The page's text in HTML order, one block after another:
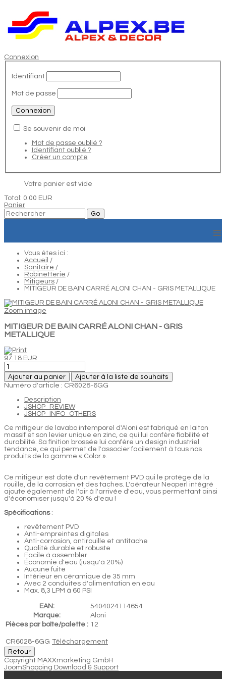
Connexion
Identifiant
Mot de passe
Se souvenir de moi
Mot de passe oublié ?
Identifiant oublié ?
Créer un compte
Votre panier est vide
Total: 0.00 EUR
Panier
≡
Vous êtes ici :
Accueil /
Sanitaire /
Robinetterie /
Mitigeurs /
MITIGEUR DE BAIN CARRÉ ALONI CHAN - GRIS METALLIQUE
Zoom image
MITIGEUR DE BAIN CARRÉ ALONI CHAN - GRIS
METALLIQUE
97.18 EUR
Ajouter au panier
Ajouter à la liste de souhaits
Numéro d'article : CR6028-6GG
Description
JSHOP_REVIEW
JSHOP_INFO_OTHERS
Ce mitigeur de lavabo intemporel d'Aloni est fabriqué en laiton
massif et son levier unique en zinc, ce qui lui confère fiabilité et
durabilité. Sa finition brossée lui confère un design industriel
tendance, ce qui permet de l'associer facilement à tous nos
produits de la gamme « Color ».
Ce mitigeur est doté d'un revêtement PVD qui le protège de la
rouille, de la corrosion et des taches. L'aérateur Neoperl intégré
ajoute également de l'air à l'arrivée d'eau, vous permettant ainsi
d'économiser jusqu'à 20 % d'eau !
Spécifications:
revêtement PVD
Anti-empreintes digitales
Anti-corrosion, antirouille et antitache
Qualité durable et robuste
Facile à assembler
Économie d'eau (jusqu'à 20%)
Aucune fuite
Intérieur en céramique de 35 mm
Avec 2 conduites d'alimentation en eau
Max. 8,3 LPM à 60 PSI
EAN:
5404024114654
Marque:
Aloni
Pièces par boîte/palette : 12
CR6028-6GG Téléchargement
Copyright MAXXmarketing GmbH
JoomShopping Download & Support